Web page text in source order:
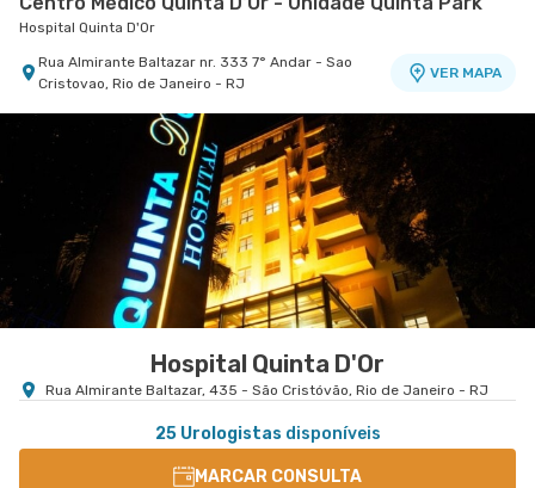
Hospital Quinta D'Or
Rua Almirante Baltazar nr. 333 7° Andar - Sao
Cristovao, Rio de Janeiro - RJ
VER MAPA
Copa D'Or - Centro Médico Cassino Atlântico
Hospital Copa D'Or
Avenida Atlantica nr. 4240 2° Andar Sala 230 -
Copacabana, Rio de Janeiro - RJ
Hospital Quinta D'Or
Rua Almirante Baltazar, 435 - São Cristóvão, Rio de Janeiro - RJ
25 Urologistas disponíveis
MARCAR CONSULTA